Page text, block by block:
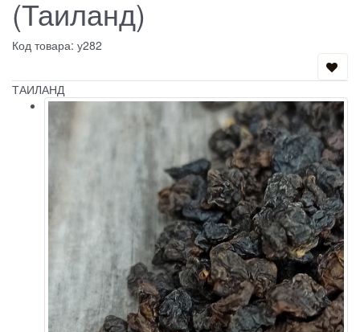
(Таиланд)
Код товара: у282
ТАИЛАНД